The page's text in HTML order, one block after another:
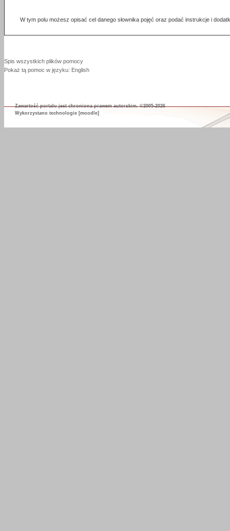
W tym polu możesz opisać cel danego słownika pojęć oraz podać instrukcje i
Spis wszystkich plików pomocy
Pokaż tą pomoc w języku: English
Zawartość portalu jest chroniona prawem autorskim. ©2005-2026
Wykorzystano technologie [moodle]